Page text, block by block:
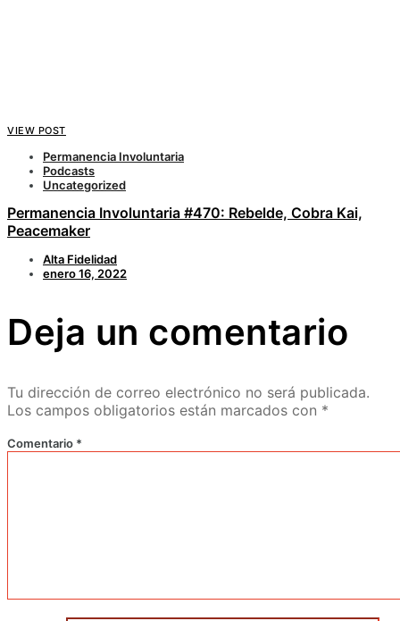
VIEW POST
Permanencia Involuntaria
Podcasts
Uncategorized
Permanencia Involuntaria #470: Rebelde, Cobra Kai,
Peacemaker
Alta Fidelidad
enero 16, 2022
Deja un comentario
Tu dirección de correo electrónico no será publicada.
Los campos obligatorios están marcados con *
Comentario *